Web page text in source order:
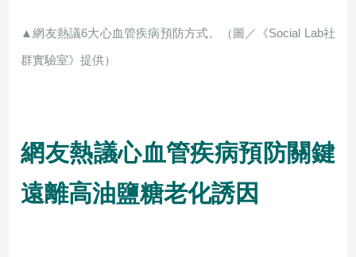
國
會
焦
點
兩
岸/
▲網友熱議6大心血管疾病預防方式。（圖／《Social Lab社
群實驗室》提供）
網友熱議心血管疾病預防關鍵
遠離高油鹽糖老化誘因